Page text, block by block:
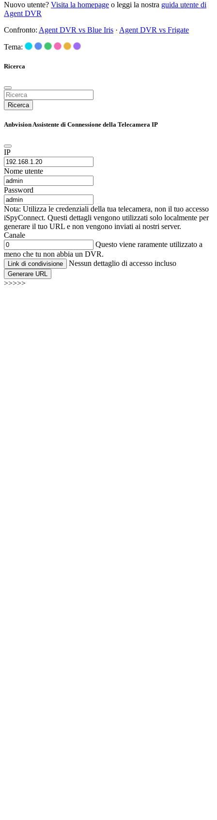
Nuovo utente? Visita la homepage o leggi la nostra guida utente di
Agent DVR
Confronto: Agent DVR vs Blue Iris · Agent DVR vs Frigate
Tema:
Ricerca
Ricerca
Anbvision Assistente di Connessione della Telecamera IP
IP
Nome utente
Password
Nota: Utilizza le credenziali della tua telecamera, non il tuo accesso
iSpyConnect. Questi dettagli vengono utilizzati solo localmente per
generare il tuo URL e non vengono inviati ai nostri server.
Canale
Questo viene raramente utilizzato a
meno che tu non abbia un DVR.
Link di condivisione Nessun dettaglio di accesso incluso
Generare URL
>>>>>